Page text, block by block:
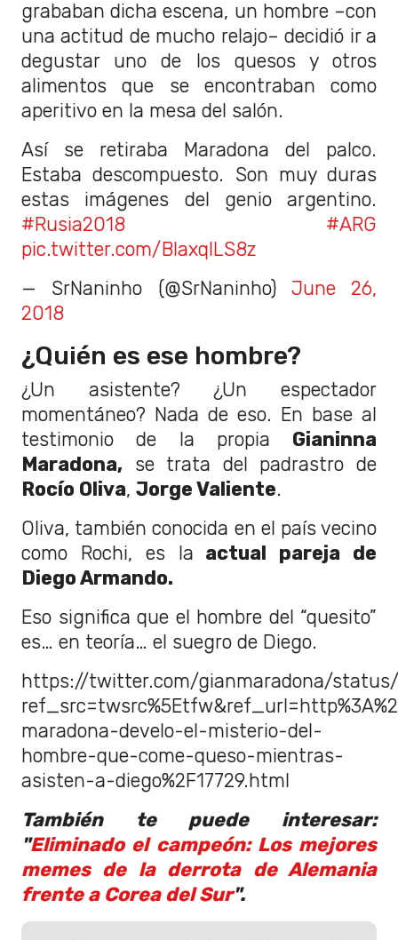
grababan dicha escena, un hombre –con
una actitud de mucho relajo– decidió ir a
degustar uno de los quesos y otros
alimentos que se encontraban como
aperitivo en la mesa del salón.
Así se retiraba Maradona del palco.
Estaba descompuesto. Son muy duras
estas imágenes del genio argentino.
#Rusia2018
#ARG
pic.twitter.com/BlaxqlLS8z
— SrNaninho (@SrNaninho) June 26,
2018
¿Quién es ese hombre?
¿Un asistente? ¿Un espectador
momentáneo? Nada de eso. En base al
testimonio de la propia Gianinna
Maradona, se trata del padrastro de
Rocío Oliva, Jorge Valiente.
Oliva, también conocida en el país vecino
como Rochi, es la actual pareja de
Diego Armando.
Eso significa que el hombre del “quesito”
es… en teoría… el suegro de Diego.
https://twitter.com/gianmaradona/status/
maradona-develo-el-misterio-del-
hombre-que-come-queso-mientras-
asisten-a-diego%2F17729.html
También te puede interesar:
"Eliminado el campeón: Los mejores
memes de la derrota de Alemania
frente a Corea del Sur".